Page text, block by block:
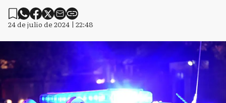
24 de julio de 2024 | 22:48